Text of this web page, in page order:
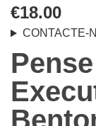
€18.00
CONTACTE-